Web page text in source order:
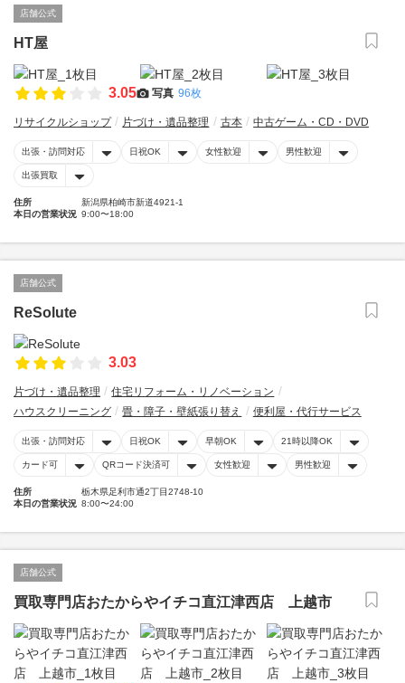
店舗公式
HT屋
3.05 写真 96枚
リサイクルショップ 片づけ・遺品整理 古本 中古ゲーム・CD・DVD
出張・訪問対応 日祝OK 女性歓迎 男性歓迎
出張買取
住所
新潟県柏崎市新道4921-1
本日の営業状況 9:00〜18:00
店舗公式
ReSolute
3.03
片づけ・遺品整理
住宅リフォーム・リノベーション
ハウスクリーニング
畳・障子・壁紙張り替え 便利屋・代行サービス
出張・訪問対応 日祝OK 早朝OK 21時以降OK
カード可 QRコード決済可 女性歓迎 男性歓迎
住所
栃木県足利市通2丁目2748-10
本日の営業状況 8:00〜24:00
店舗公式
買取専門店おたからやイチコ直江津西店 上越市